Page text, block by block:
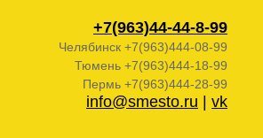
+7(963)44-44-8-99
Челябинск +7(963)444-08-99
Тюмень +7(963)444-18-99
Пермь +7(963)444-28-99
info@smesto.ru vk